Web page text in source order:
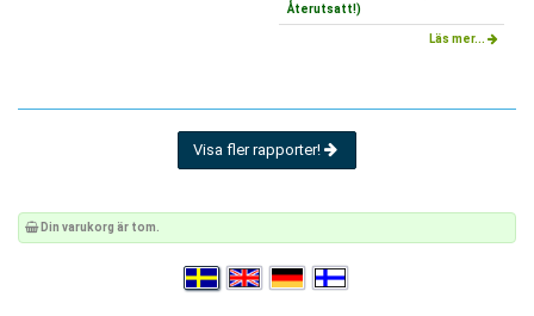
Återutsatt!)
Läs mer...
Visa fler rapporter!
Din varukorg är tom.